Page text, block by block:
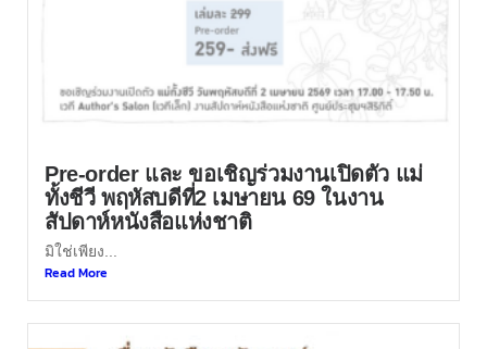
Pre-order และ ขอเชิญร่วมงานเปิดตัว แม่
ทั้งชีวี พฤหัสบดีที่2 เมษายน 69 ในงาน
สัปดาห์หนังสือแห่งชาติ
มิใช่เพียง...
Read More